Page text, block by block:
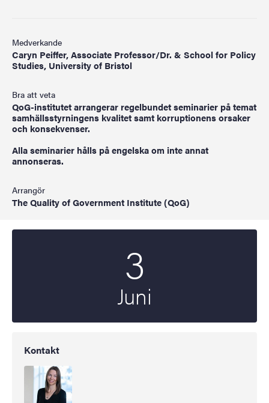
Medverkande
Caryn Peiffer, Associate Professor/Dr. & School for Policy
Studies, University of Bristol
Bra att veta
QoG-institutet arrangerar regelbundet seminarier på temat
samhällsstyrningens kvalitet samt korruptionens orsaker
och konsekvenser.
Alla seminarier hålls på engelska om inte annat
annonseras.
Arrangör
The Quality of Government Institute (QoG)
3
Juni
Kontakt